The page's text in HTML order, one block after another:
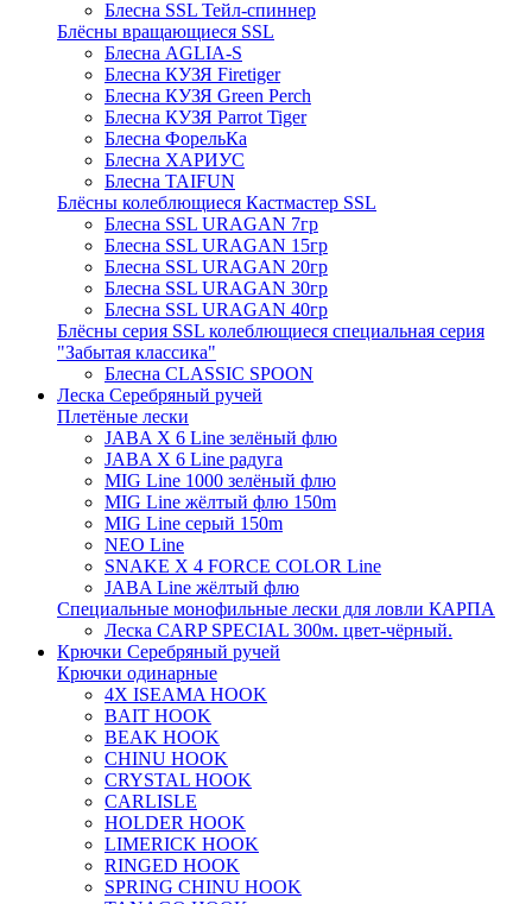
Блесна SSL Тейл-спиннер
Блёсны вращающиеся SSL
Блесна AGLIA-S
Блесна КУЗЯ Firetiger
Блесна КУЗЯ Green Perch
Блесна КУЗЯ Parrot Tiger
Блесна ФорельКа
Блесна ХАРИУС
Блесна TAIFUN
Блёсны колеблющиеся Кастмастер SSL
Блесна SSL URAGAN 7гр
Блесна SSL URAGAN 15гр
Блесна SSL URAGAN 20гр
Блесна SSL URAGAN 30гр
Блесна SSL URAGAN 40гр
Блёсны серия SSL колеблющиеся специальная серия
"Забытая классика"
Блесна CLASSIC SPOON
Леска Серебряный ручей
Плетёные лески
JABA X 6 Line зелёный флю
JABA X 6 Line радуга
MIG Line 1000 зелёный флю
MIG Line жёлтый флю 150m
MIG Line серый 150m
NEO Line
SNAKE X 4 FORCE COLOR Line
JABA Line жёлтый флю
Специальные монофильные лески для ловли КАРПА
Леска CARP SPECIAL 300м. цвет-чёрный.
Крючки Серебряный ручей
Крючки одинарные
4X ISEAMA HOOK
BAIT HOOK
BEAK HOOK
CHINU HOOK
CRYSTAL HOOK
CARLISLE
HOLDER HOOK
LIMERICK HOOK
RINGED HOOK
SPRING CHINU HOOK